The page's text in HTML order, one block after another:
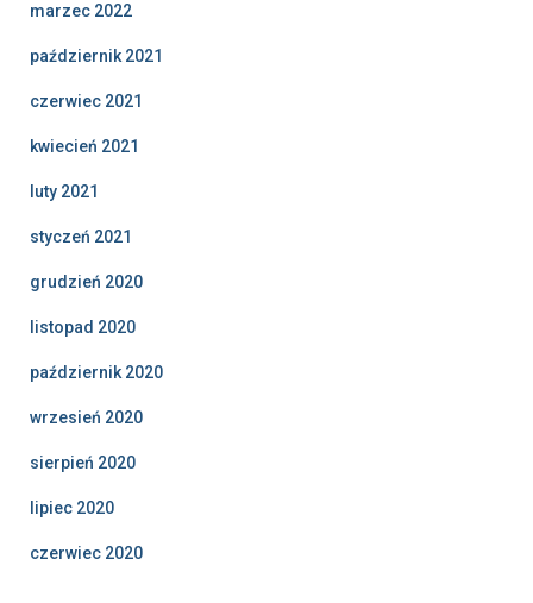
marzec 2022
październik 2021
czerwiec 2021
kwiecień 2021
luty 2021
styczeń 2021
grudzień 2020
listopad 2020
październik 2020
wrzesień 2020
sierpień 2020
lipiec 2020
czerwiec 2020